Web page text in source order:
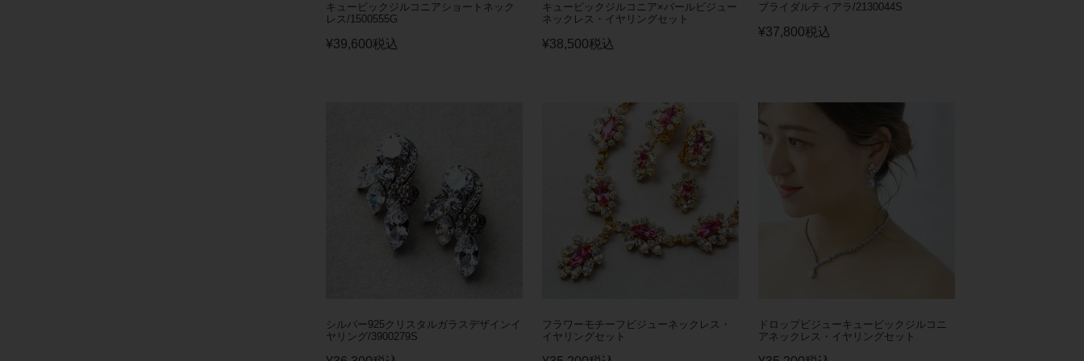
キュービックジルコニアショートネック
レス/1500555G
¥39,600税込
キュービックジルコニア×パールビジュー
ネックレス・イヤリングセット
¥38,500税込
ブライダルティアラ/2130044S
¥37,800税込
シルバー925クリスタルガラスデザインイ
ヤリング/3900279S
フラワーモチーフビジューネックレス・
イヤリングセット
ドロップビジューキュービックジルコニ
アネックレス・イヤリングセット